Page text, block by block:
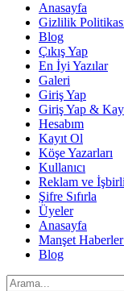
Anasayfa
Gizlilik
Blog
Çıkış Yap
En İyi Yazılar
Galeri
Giriş Yap
Giriş Yap &
Hesabım
Kayıt Ol
Köşe Yazarları
Kullanıcı
Reklam ve
Şifre Sıfırla
Üyeler
Anasayfa
Manşet Haberler
Blog